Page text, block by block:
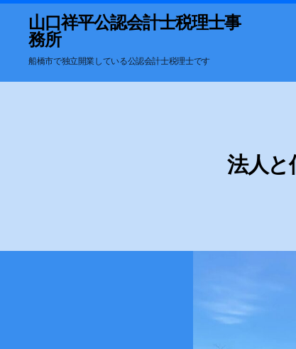
山口祥平公認会計士税理士事
務所
船橋市で独立開業している公認会計士税理士です
法人と